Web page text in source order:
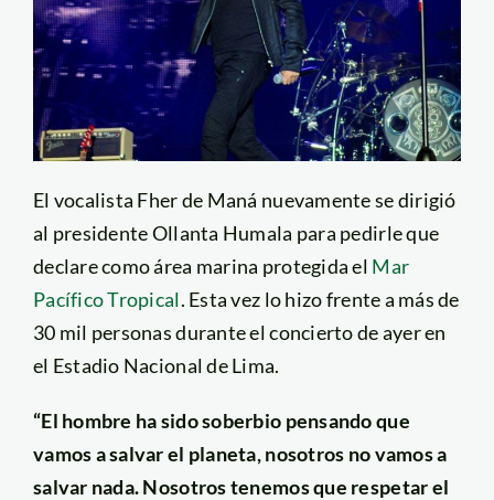
El vocalista Fher de Maná nuevamente se dirigió
al presidente Ollanta Humala para pedirle que
declare como área marina protegida el Mar
Pacífico Tropical. Esta vez lo hizo frente a más de
30 mil personas durante el concierto de ayer en
el Estadio Nacional de Lima.
“El hombre ha sido soberbio pensando que
vamos a salvar el planeta, nosotros no vamos a
salvar nada. Nosotros tenemos que respetar el